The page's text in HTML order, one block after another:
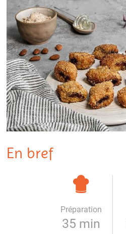
En bref
Préparation
35 min